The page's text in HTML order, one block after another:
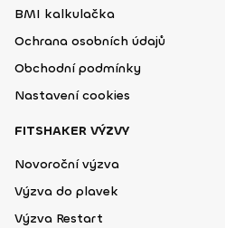
BMI kalkulačka
Ochrana osobních údajů
Obchodní podmínky
Nastavení cookies
FITSHAKER VÝZVY
Novoroční výzva
Výzva do plavek
Výzva Restart